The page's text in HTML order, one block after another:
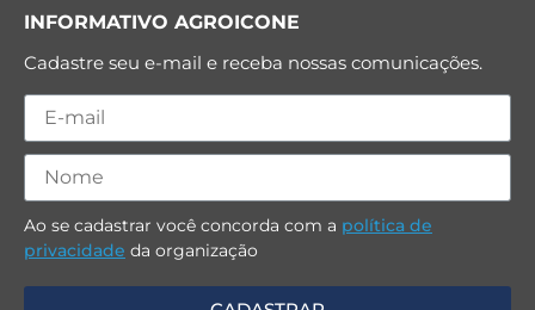
INFORMATIVO AGROICONE
Cadastre seu e-mail e receba nossas comunicações.
Ao se cadastrar você concorda com a política de
privacidade da organização